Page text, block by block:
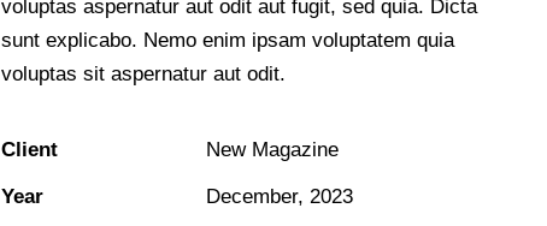
voluptas aspernatur aut odit aut fugit, sed quia. Dicta
sunt explicabo. Nemo enim ipsam voluptatem quia
voluptas sit aspernatur aut odit.
Client New Magazine
Year December, 2023